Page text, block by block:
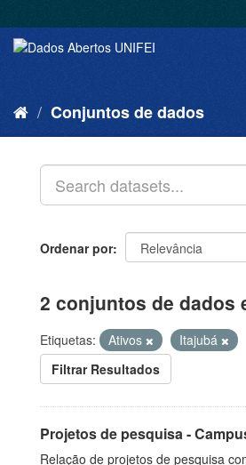
Conjuntos de dados
Ordenar por
2 conjuntos de dados
Etiquetas: Ativos
Itajubá
Filtrar Resultados
Projetos de pesquisa -
Relação de projetos de pesquisa